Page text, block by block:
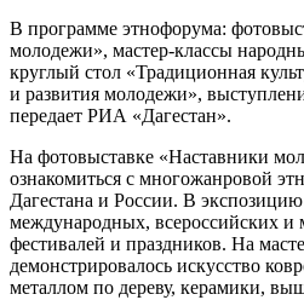
В программе этнофорума:
молодежи», мастер-классы
круглый стол «Традиционная
и развития молодежи»,
передает РИА «Дагестан».
На фотовыставке «Наставники
ознакомиться с многожанровой
Дагестана и России. В
международных, всероссийских и
фестивалей и праздников. На
демонстрировалось искусство
металлом по дереву, керамики,